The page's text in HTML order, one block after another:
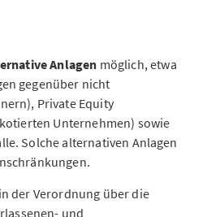
Anlagen möglich, etwa
gegenüber nicht
Private Equity
Unternehmen) sowie
Solche alternativen Anlagen
der Verordnung über die
und